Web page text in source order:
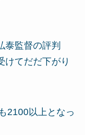
泰監督の評判
けてだだ下がり
2100以上となっ